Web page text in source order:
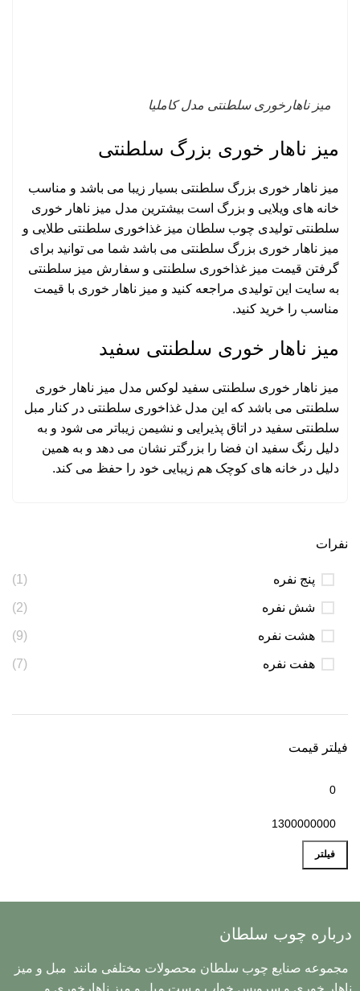
نفرات
پنج نفره (1)
شش نفره (2)
هشت نفره (9)
هفت نفره (7)
فیلتر قیمت
فیلتر
میز ناهارخوری سلطنتی مدل کاملیا
میز ناهار خوری بزرگ سلطنتی
میز ناهار خوری بزرگ سلطنتی بسیار زیبا می باشد و مناسب
خانه های ویلایی و بزرگ است بیشترین مدل میز ناهار خوری
سلطنتی تولیدی چوب سلطان میز غذاخوری سلطنتی طلایی و
میز ناهار خوری بزرگ سلطنتی می باشد شما می توانید برای
گرفتن قیمت میز غذاخوری سلطنتی و سفارش میز سلطنتی
به سایت این تولیدی مراجعه کنید و میز ناهار خوری با قیمت
مناسب را خرید کنید.
میز ناهار خوری سلطنتی سفید
میز ناهار خوری سلطنتی سفید لوکس مدل میز ناهار خوری
سلطنتی می باشد که این مدل غذاخوری سلطنتی در کنار مبل
سلطنتی سفید در اتاق پذیرایی و نشیمن زیباتر می شود و به
دلیل رنگ سفید ان فضا را بزرگتر نشان می دهد و به همین
دلیل در خانه های کوچک هم زیبایی خود را حفظ می کند.
درباره چوب سلطان
مجموعه صنایع چوب سلطان محصولات مختلفی مانند مبل و میز
ناهار خوری و سرویس خواب و ست مبل و میز ناهارخوری و